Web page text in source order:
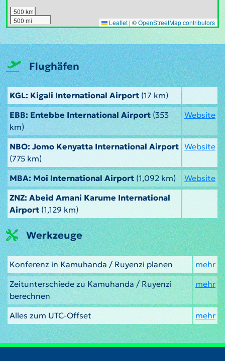
500 km
500 mi
Leaflet | ©OpenStreetMap contributors
Flughäfen
KGL: Kigali International Airport (17 km)
EBB: Entebbe International Airport(353
km)
Website
NBO: Jomo Kenyatta International Airport
(775 km)
Website
MBA: Moi International Airport(1,092 km)
Website
ZNZ: Abeid Amani Karume International
Airport (1,129 km)
Werkzeuge
Konferenz in Kamuhanda / Ruyenzi planen
mehr
Zeitunterschiede zu Kamuhanda / Ruyenzi
berechnen
mehr
Alles zum UTC-Offset mehr